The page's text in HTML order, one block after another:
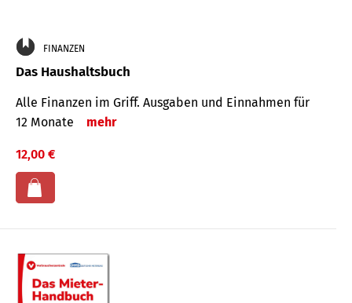
FINANZEN
Das Haushaltsbuch
Alle Finanzen im Griff. Aus­gaben und Ein­nahmen für
12 Monate
mehr
12,00 €